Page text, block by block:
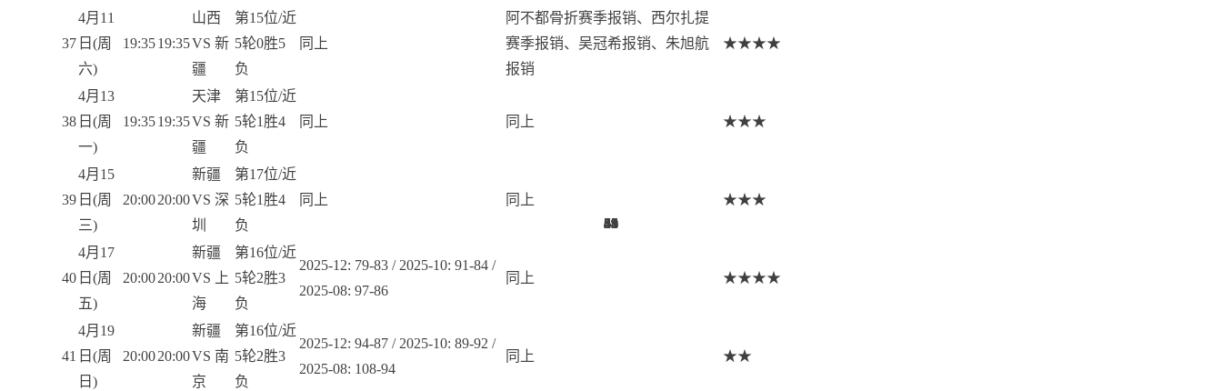
68
37
4月11
日(周
六)
19:3519:35
山西
VS 新
疆
第15位/近
5轮0胜5
负
同上
阿不都骨折赛季报销、西尔扎提
赛季报销、吴冠希报销、朱旭航
报销
★★★★
38
4月13
日(周
一)
19:3519:35
天津
VS 新
疆
第15位/近
5轮1胜4
负
同上 同上 ★★★
39
4月15
日(周
三)
20:0020:00
新疆
VS 深
圳
第17位/近
5轮1胜4
负
同上 同上 ★★★
40
4月17
日(周
五)
20:0020:00
新疆
VS 上
海
第16位/近
5轮2胜3
负
2025-12: 79-83 / 2025-10: 91-84 /
2025-08: 97-86
同上 ★★★★
41
4月19
日(周
日)
20:0020:00
新疆
VS 南
京
第16位/近
5轮2胜3
负
2025-12: 94-87 / 2025-10: 89-92 /
2025-08: 108-94
同上 ★★
41
52
41
29
83
41
84
84
58
59
29
84
18
29
84
58
41